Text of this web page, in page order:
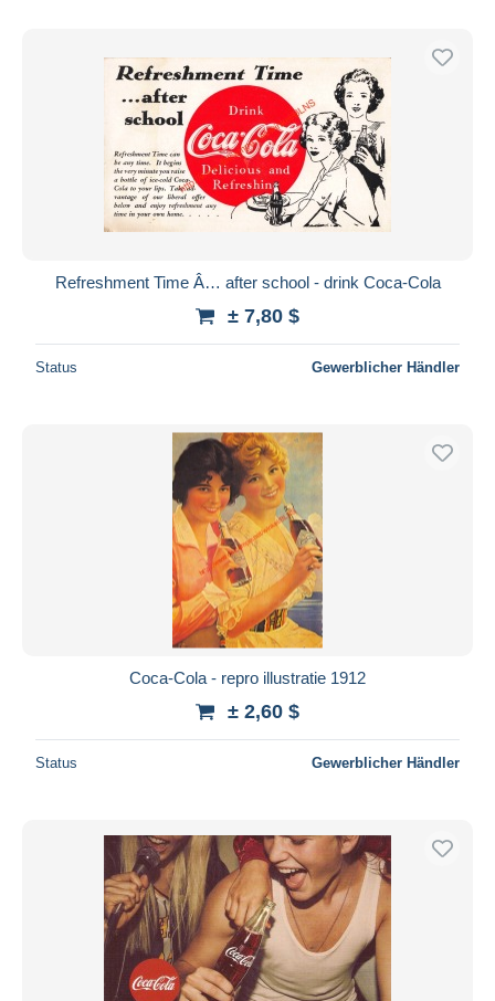
Refreshment Time Â… after school - drink Coca-Cola
± 7,80 $
Status Gewerblicher Händler
Coca-Cola - repro illustratie 1912
± 2,60 $
Status Gewerblicher Händler